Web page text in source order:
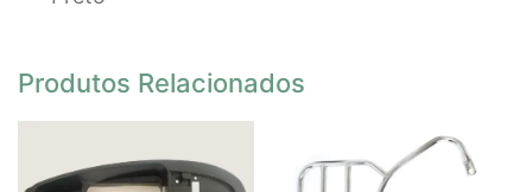
Produtos Relacionados